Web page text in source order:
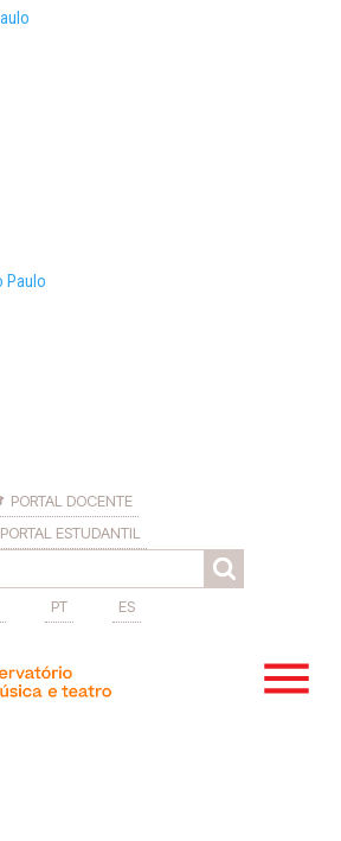
PORTAL DOCENTE
PORTAL ESTUDANTIL
PT ES